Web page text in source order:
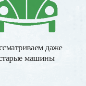
даже
машины